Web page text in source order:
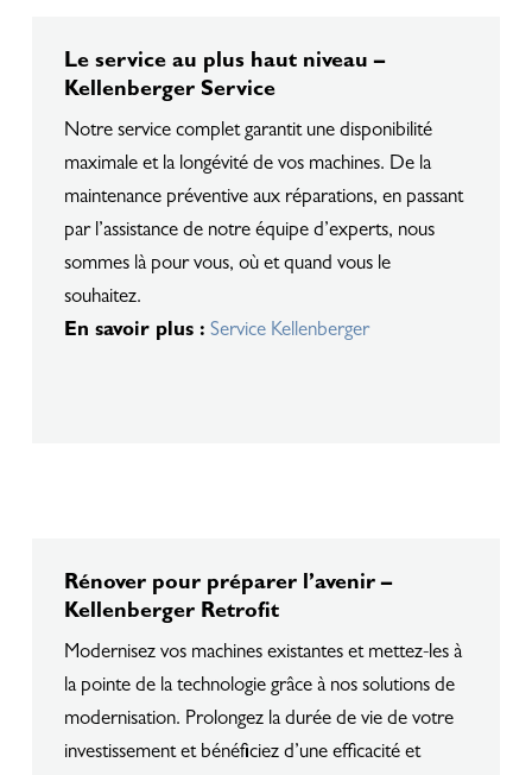
Le service au plus haut niveau –
Kellenberger Service
Notre service complet garantit une disponibilité
maximale et la longévité de vos machines. De la
maintenance préventive aux réparations, en passant
par l’assistance de notre équipe d’experts, nous
sommes là pour vous, où et quand vous le
souhaitez.
En savoir plus : Service Kellenberger
Rénover pour préparer l’avenir –
Kellenberger Retrofit
Modernisez vos machines existantes et mettez-les à
la pointe de la technologie grâce à nos solutions de
modernisation. Prolongez la durée de vie de votre
investissement et bénéficiez d’une efficacité et